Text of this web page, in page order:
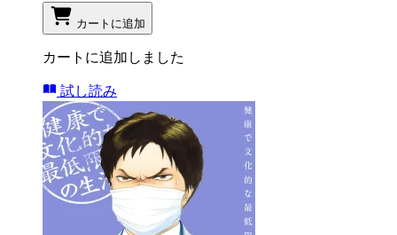
カートに追加
カートに追加しました
試し読み